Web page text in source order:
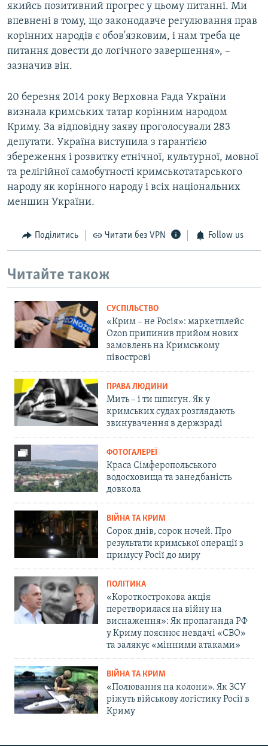
якийсь позитивний прогрес у цьому питанні. Ми
впевнені в тому, що законодавче регулювання прав
корінних народів є обов'язковим, і нам треба це
питання довести до логічного завершення», –
зазначив він.
20 березня 2014 року Верховна Рада України
визнала кримських татар корінним народом
Криму. За відповідну заяву проголосували 283
депутати. Україна виступила з гарантією
збереження і розвитку етнічної, культурної, мовної
та релігійної самобутності кримськотатарського
народу як корінного народу і всіх національних
меншин України.
Поділитись Читати без VPN Follow us
Читайте також
СУСПІЛЬСТВО
«Крим – не Росія»: маркетплейс
Ozon припинив прийом нових
замовлень на Кримському
півострові
ПРАВА ЛЮДИНИ
Мить – і ти шпигун. Як у
кримських судах розглядають
звинувачення в держзраді
ФОТОГАЛЕРЕЇ
Краса Сімферопольського
водосховища та занедбаність
довкола
ВІЙНА ТА КРИМ
Сорок днів, сорок ночей. Про
результати кримської операції з
примусу Росії до миру
ПОЛІТИКА
«Короткострокова акція
перетворилася на війну на
виснаження»: Як пропаганда РФ
у Криму пояснює невдачі «СВО»
та залякує «мінними атаками»
ВІЙНА ТА КРИМ
«Полювання на колони». Як ЗСУ
ріжуть військову логістику Росії в
Криму